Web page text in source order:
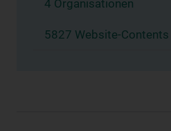
4 Organisationen
5827 Website-Contents